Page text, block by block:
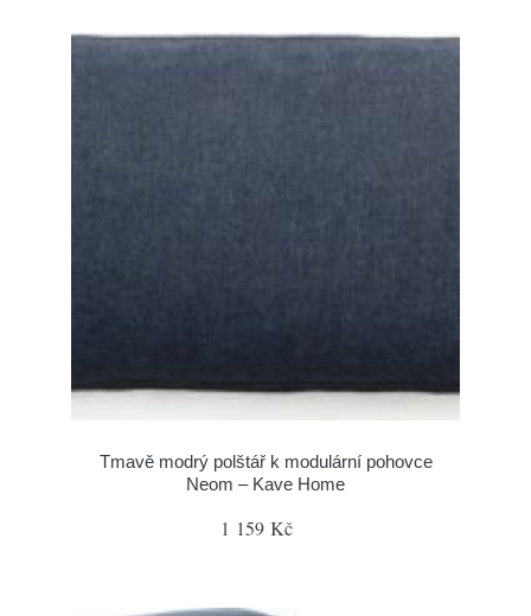
Tmavě modrý polštář k modulární pohovce
Neom – Kave Home
1 159 Kč